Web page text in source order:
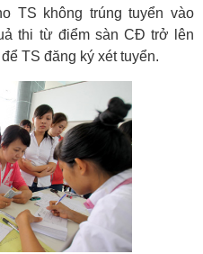
TS không trúng tuyển vào
thi từ điểm sàn CĐ trở lên
TS đăng ký xét tuyển.